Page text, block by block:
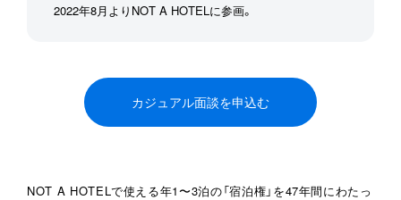
2022年8月よりNOT A HOTELに参画。
カジュアル面談を申込む
NOT A HOTELで使える年1〜3泊の「宿泊権」を47年間にわたっ